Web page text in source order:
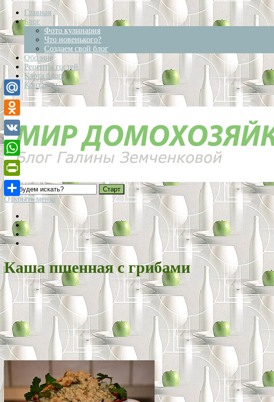
Главная
Блог
Фото кулинария
Что новенького?
Создаем свой блог
Обо мне
Рецепты гостей
Карта блога
Контакты
Открыть меню
Каша пшенная с грибами
Mail.Ru
Odnoklassniki
VK
WhatsApp
PrintFriendly
Отправить